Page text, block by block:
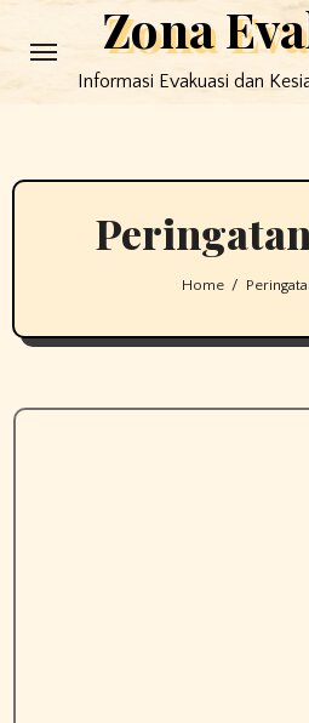
to
Zona
Informasi Evakuasi dan
Home